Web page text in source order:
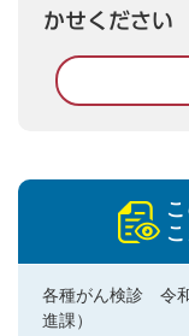
かせください
各種がん検診 令
進課）